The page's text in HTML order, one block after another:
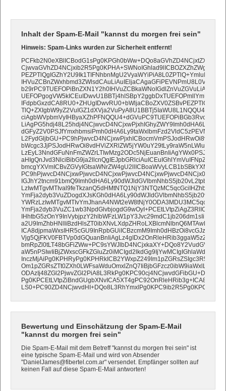
Inhalt der Spam-E-Mail "kannst du morgen frei sein"
Hinweis: Spam-Links wurden zur Sicherheit entfernt!
Bewertung und Einschätzung der Spam-E-Mail
"kannst du morgen frei sein"
Die Spam-E-Mail mit dem Betreff "kannst du morgen frei sein" ist
eine typische Spam-E-Mail und wird von Absender
"DanielJames@fibertel.com.ar" versendet. Empfänger sollten auf
keinen Fall auf diese Spam-E-Mail antworten!